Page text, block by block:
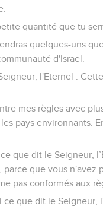
quantité que tu
quelques-uns
d'Israël.
l'Eternel :
mes règles avec
pays environnants.
que dit le Seigneur,
parce que vous n'avez
pas conformés aux
ce que dit le Seigneur,